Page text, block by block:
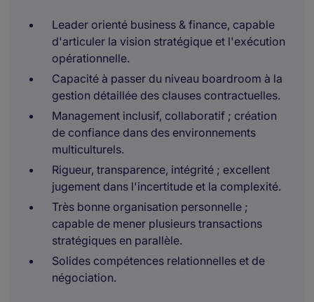
Leader orienté business & finance, capable
d'articuler la vision stratégique et l'exécution
opérationnelle.
Capacité à passer du niveau boardroom à la
gestion détaillée des clauses contractuelles.
Management inclusif, collaboratif ; création
de confiance dans des environnements
multiculturels.
Rigueur, transparence, intégrité ; excellent
jugement dans l'incertitude et la complexité.
Très bonne organisation personnelle ;
capable de mener plusieurs transactions
stratégiques en parallèle.
Solides compétences relationnelles et de
négociation.